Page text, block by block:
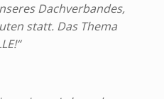
Dachverbandes,
statt. Das Thema